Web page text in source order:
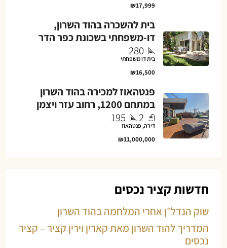
₪17,999
בית להשכרה בהוד השרון,
דו-משפחתי בשכונת כפר הדר
280
בית דו משפחתי
₪16,500
פנטהאוז למכירה בהוד השרון
במתחם 1200, רחוב עזר ויצמן
2
195
דירה, פנטהאוז
₪11,000,000
חדשות קציר נכסים
שוק הנדל״ן אחרי המלחמה בהוד השרון
המדריך להוד השרון מאת קארין וירין קציר – קציר
נכסים